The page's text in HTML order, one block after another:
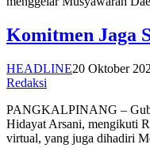
Komitmen Jaga
HEADLINE20 Oktober
Redaksi
PANGKALPINANG –
Hidayat Arsani, mengikuti
virtual, yang juga dihadiri